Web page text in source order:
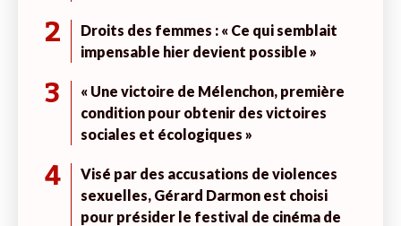
2
Droits des femmes : « Ce qui semblait
impensable hier devient possible »
3
« Une victoire de Mélenchon, première
condition pour obtenir des victoires
sociales et écologiques »
4
Visé par des accusations de violences
sexuelles, Gérard Darmon est choisi
pour présider le festival de cinéma de